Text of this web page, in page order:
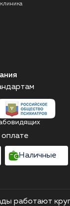
работают
Наличные